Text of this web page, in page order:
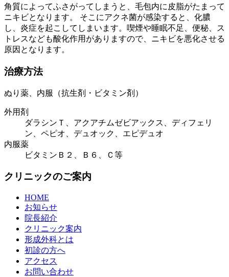
角質によってふさがってしまうと、毛包内に皮脂がたまって
ニキビとなります。 そこにアクネ菌が感染すると、化膿
し、炎症を起こしてしまいます。喫煙や睡眠不足、便秘、ス
トレスなども酸化作用がありますので、ニキビを悪化させる
原因となります。
治療方法
ぬり薬、内服（抗生剤・ビタミン剤）
外用剤
ダラシンＴ、アクアチムゼビアックス、ディフェリ
ン、ペピオ、デュオック、エピデュオ
内服薬
ビタミンＢ２、Ｂ６、Ｃ等
クリニックのご案内
HOME
お知らせ
院長紹介
クリニック案内
形成外科とは
初診の方へ
アクセス
お問い合わせ